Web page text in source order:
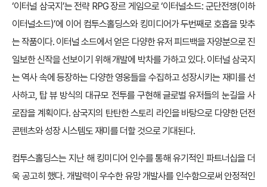
‘이터널 삼국지’는 전략 RPG 장르 게임으로 ‘이터널소드: 군단전쟁(이하
이터널소드)’에 이어 컴투스홀딩스와 킹미디어가 두번째로 호흡을 맞추
는 작품이다. 이터널 소드에서 얻은 다양한 유저 피드백을 자양분으로 진
일보한 신작을 선보이기 위해 개발에 박차를 가하고 있다. 이터널 삼국지
는 역사 속에 등장하는 다양한 영웅들을 수집하고 성장시키는 재미를 선
사하고, 탑 뷰 방식의 대규모 전투를 구현해 글로벌 유저들의 눈길을 사
로잡을 계획이다. 삼국지의 탄탄한 스토리 라인을 바탕으로 다양한 던전
콘텐츠와 성장 시스템도 재미를 더할 것으로 기대된다.
컴투스홀딩스는 지난 해 킹미디어 인수를 통해 유기적인 파트너십을 더
욱 공고히 했다. 개발력이 우수한 유망 개발사를 인수함으로써 안정적인